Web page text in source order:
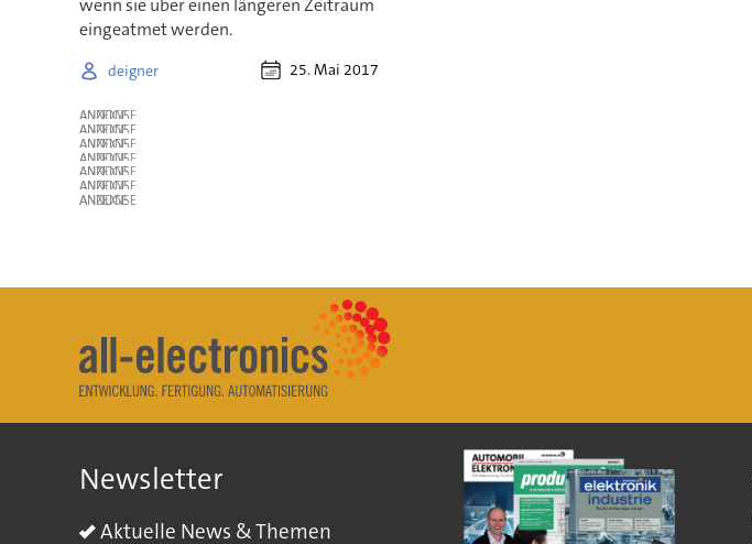
wenn sie über einen längeren Zeitraum
eingeatmet werden.
deigner 25. Mai 2017
ANZEIGE
ANZEIGE
ANZEIGE
ANZEIGE
ANZEIGE
ANZEIGE
ANZEIGE
Newsletter
Aktuelle News & Themen